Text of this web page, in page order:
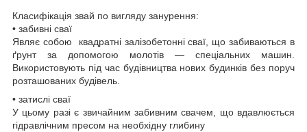
Класифікація звай по вигляду занурення:
• забивні сваї
Являє собою квадратні залізобетонні сваї, що забиваються в
ґрунт за допомогою молотів — спеціальних машин.
Використовують під час будівництва нових будинків без поруч
розташованих будівель.
• затислі сваї
У цьому разі є звичайним забивним свачем, що вдавлюється
гідравлічним пресом на необхідну глибину